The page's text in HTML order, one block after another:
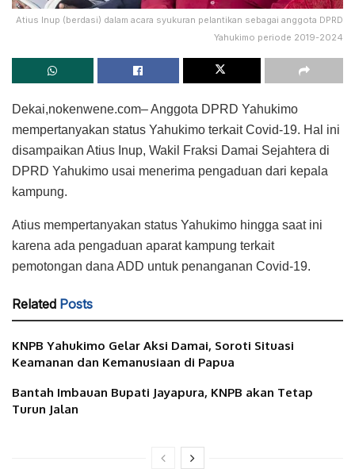
Atius Inup (berdasi) dalam acara syukuran pelantikan sebagai anggota DPRD
Yahukimo periode 2019-2024
Dekai,nokenwene.com– Anggota DPRD Yahukimo
mempertanyakan status Yahukimo terkait Covid-19. Hal ini
disampaikan Atius Inup, Wakil Fraksi Damai Sejahtera di
DPRD Yahukimo usai menerima pengaduan dari kepala
kampung.
Atius mempertanyakan status Yahukimo hingga saat ini
karena ada pengaduan aparat kampung terkait
pemotongan dana ADD untuk penanganan Covid-19.
Related Posts
KNPB Yahukimo Gelar Aksi Damai, Soroti Situasi
Keamanan dan Kemanusiaan di Papua
Bantah Imbauan Bupati Jayapura, KNPB akan Tetap
Turun Jalan